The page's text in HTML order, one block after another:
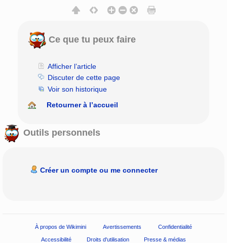
Ce que tu peux faire
Afficher l’article
Discuter de cette page
Voir son historique
Retourner à l’accueil
Outils personnels
Créer un compte ou me connecter
À propos de Wikimini Avertissements Confidentialité
Accessibilité Droits d'utilisation Presse & médias